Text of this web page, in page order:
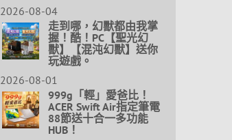
2026-08-04
走到哪，幻獸都由我掌
握！酷！PC【聖光幻
獸】【混沌幻獸】送你
玩遊戲。
2026-08-01
999g「輕」愛爸比！
ACER Swift Air指定筆電
88節送十合一多功能
HUB！